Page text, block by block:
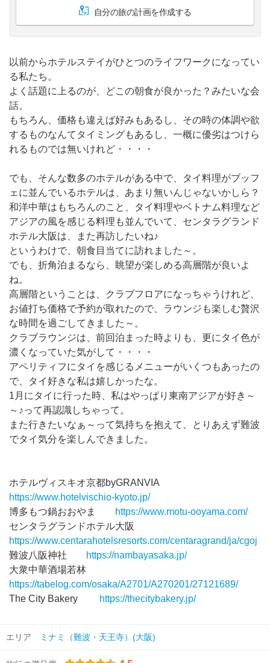
自分の旅の計画を作成する
以前からホテルステイがひとつのライフワークになってい
る私たち。
よく話題に上るのが、どこの朝食が良かった？みたいな会
話。
もちろん、価格も違えば好みもあるし、その時の体調や欲
するものなんてタイミングもあるし、一概に優劣はつけら
れるものでは無いけれど・・・・
でも、そんな数多のホテルがある中で、タイ料理がブッフ
ェに並んでいるホテルは、あまり無いんじゃないかしら？
和洋中華はもちろんのこと、タイ料理やベトナム料理など
アジアの風を感じる料理も並んでいて、センタラグランド
ホテル大阪は、また再訪したいね♪
というわけで、朝食目当てに訪れました～。
でも、折角泊まるなら、眺望が楽しめる高層階が良いよ
ね。
高層階ということは、クラブフロアになっちゃうけれど、
お値打ち価格で予約が取れたので、ラウンジも楽しむ贅沢
な時間を過ごしてきました～。
クラブラウンジは、前回泊まった時よりも、更にタイ色が
濃くなっていた気がして・・・・
アペリティフにタイを感じるメニューがいくつもあったの
で、タイ好きな私は嬉しかったな。
1月にタイに行った時、私はやっぱり東南アジアが好き～
～♪って再認識しちゃって。
また行きたいなぁ～って気持ちを抱えて、とりあえず難波
でタイ気分を楽しんできました。
ホテルヴィスキオ京都byGRANVIA
https://www.hotelvischio-kyoto.jp/
博多もつ鍋おおやま
https://www.motu-ooyama.com/
センタラグランドホテル大阪
https://www.centarahotelsresorts.com/centaragrand/ja/cgoj
難波八阪神社
https://nambayasaka.jp/
大衆中華酒場若林
https://tabelog.com/osaka/A2701/A270201/27121689/
The City Bakery
https://thecitybakery.jp/
エリア ミナミ（難波・天王寺）(大阪)